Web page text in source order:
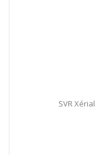
SVR